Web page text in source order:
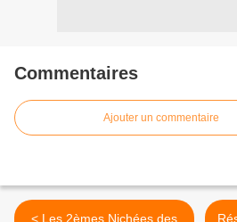
Commentaires
Ajouter un commentaire
< Les 2èmes Nichées des